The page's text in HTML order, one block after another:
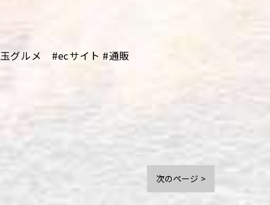
ルメ #ecサイト #通販
次のページ >